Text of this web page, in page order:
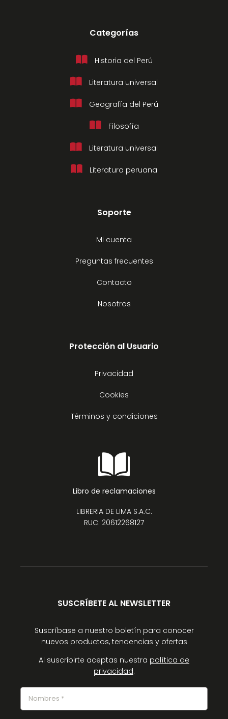
Categorías
Historia del Perú
Literatura universal
Geografía del Perú
Filosofía
Literatura universal
Literatura peruana
Soporte
Mi cuenta
Preguntas frecuentes
Contacto
Nosotros
Protección al Usuario
Privacidad
Cookies
Términos y condiciones
Libro de reclamaciones
LIBRERIA DE LIMA S.A.C.
RUC: 20612268127
SUSCRÍBETE AL NEWSLETTER
Suscríbase a nuestro boletín para conocer
nuevos productos, tendencias y ofertas
Al suscribirte aceptas nuestra política de
privacidad.